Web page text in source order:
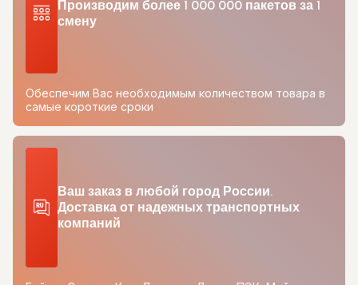
Производим более 1 000 000 пакетов за 1
смену
Обеспечим Вас необходимым количеством товара в
самые короткие сроки
Ваш заказ в любой город России.
Доставка от надежных транспортных
компаний